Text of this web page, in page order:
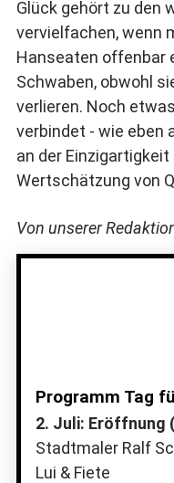
Glück gehört zu den
vervielfachen, wenn
Hanseaten offenbar
Schwaben, obwohl
verlieren. Noch
verbindet - wie eben
an der Einzigartigkeit
Wertschätzung von
Von unserer
Programm Tag
2. Juli: Eröffnung
Stadtmaler Ralf
Lui & Fiete